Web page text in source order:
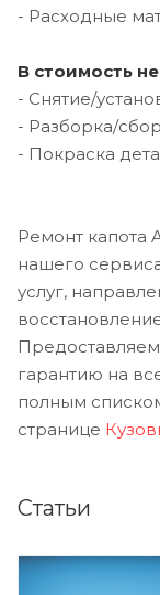
- Расходные
В стоимость
- Снятие/
- Разборка/
- Покраска
Ремонт капота
нашего
услуг,
гарантию на
полным
странице
Статьи